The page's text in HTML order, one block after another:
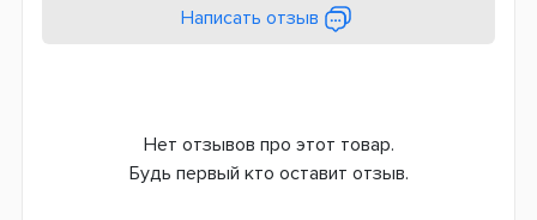
Написать отзыв
Нет отзывов про этот товар.
Будь первый кто оставит отзыв.